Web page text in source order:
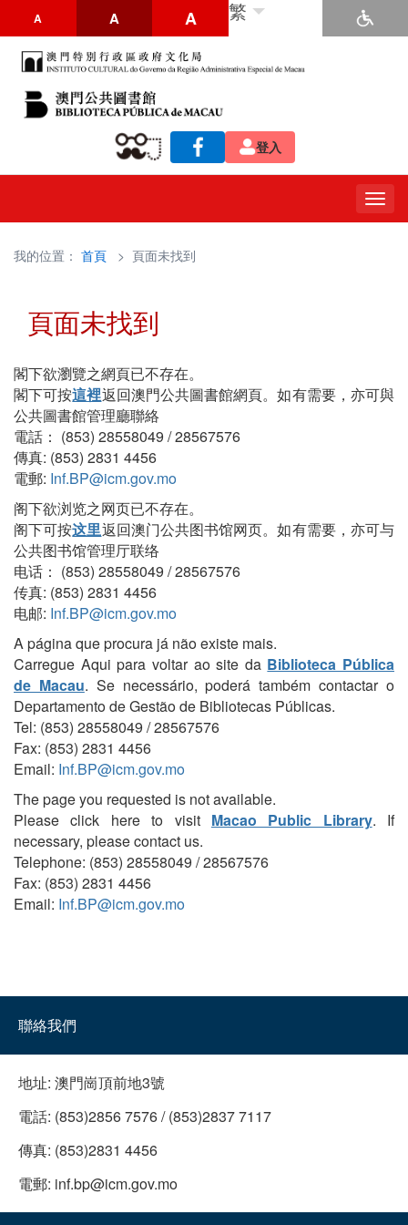
A A A 繁
登入
我的位置： 首頁 > 頁面未找到
頁面未找到
閣下欲瀏覽之網頁已不存在。
閣下可按這裡返回澳門公共圖書館網頁。如有需要，亦可與
公共圖書館管理廳聯絡
電話： (853) 28558049 / 28567576
傳真: (853) 2831 4456
電郵: Inf.BP@icm.gov.mo
阁下欲浏览之网页已不存在。
阁下可按这里返回澳门公共图书馆网页。如有需要，亦可与
公共图书馆管理厅联络
电话： (853) 28558049 / 28567576
传真: (853) 2831 4456
电邮: Inf.BP@icm.gov.mo
A página que procura já não existe mais.
Carregue Aqui para voltar ao site da Biblioteca Pública
de Macau. Se necessário, poderá também contactar o
Departamento de Gestão de Bibliotecas Públicas.
Tel: (853) 28558049 / 28567576
Fax: (853) 2831 4456
Email: Inf.BP@icm.gov.mo
The page you requested is not available.
Please click here to visit Macao Public Library. If
necessary, please contact us.
Telephone: (853) 28558049 / 28567576
Fax: (853) 2831 4456
Email: Inf.BP@icm.gov.mo
聯絡我們
地址: 澳門崗頂前地3號
電話: (853)2856 7576 / (853)2837 7117
傳真: (853)2831 4456
電郵: inf.bp@icm.gov.mo